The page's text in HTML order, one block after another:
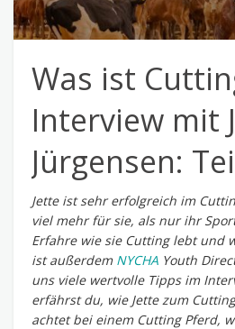
Was ist
Interview mit
Jürgensen:
Jette ist sehr erfolgreich im
viel mehr fürsie, als nur ihr
Erfahre wie sie Cutting lebt und
ist außerdem NYCHA Youth
uns viele wertvolle Tipps im
erfährst du, wie Jette zum
achtet bei einem Cutting Pferd,